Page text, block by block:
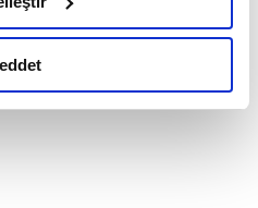
kapsamında